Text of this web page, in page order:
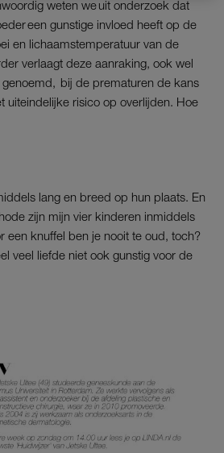
weten we uit onderzoek dat
een gunstige invloed heeft op de
en lichaamstemperatuur van de
verlaagt deze aanraking, ook wel
bij de prematuren de kans
uiteindelijke risico op overlijden. Hoe
lang en breed op hun plaats. En
zijn mijn vier kinderen inmiddels
een knuffel ben je nooit te oud, toch?
veel liefde niet ook gunstig voor de